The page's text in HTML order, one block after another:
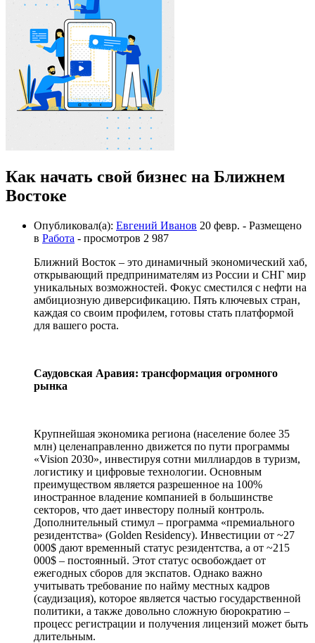
Как начать свой бизнес на Ближнем
Востоке
Опубликовал(а): Евгений Иванов 20 февр. - Размещено
в Работа - просмотров 2 987
Ближний Восток – это динамичный экономический хаб,
открывающий предпринимателям из России и СНГ мир
уникальных возможностей. Фокус сместился с нефти на
амбициозную диверсификацию. Пять ключевых стран,
каждая со своим профилем, готовы стать платформой
для вашего роста.
Саудовская Аравия: трансформация огромного
рынка
Крупнейшая экономика региона (население более 35
млн) целенаправленно движется по пути программы
«Vision 2030», инвестируя сотни миллиардов в туризм,
логистику и цифровые технологии. Основным
преимуществом является разрешенное на 100%
иностранное владение компанией в большинстве
секторов, что дает инвестору полный контроль.
Дополнительный стимул – программа «премиального
резидентства» (Golden Residency). Инвестиции от ~27
000$ дают временный статус резидентства, а от ~215
000$ – постоянный. Этот статус освобождает от
ежегодных сборов для экспатов. Однако важно
учитывать требование по найму местных кадров
(саудизация), которое является частью государственной
политики, а также довольно сложную бюрократию –
процесс регистрации и получения лицензий может быть
длительным.